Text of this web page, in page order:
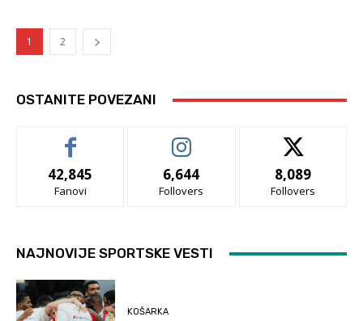
1 2
OSTANITE POVEZANI
42,845
Fanovi
6,644
Follovers
8,089
Follovers
NAJNOVIJE SPORTSKE VESTI
KOŠARKA